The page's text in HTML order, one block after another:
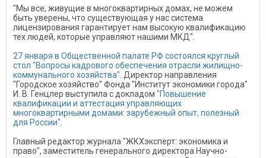
"Мы все, живущие в многоквартирных домах, не можем
быть уверены, что существующая у нас система
лицензирования гарантирует нам высокую квалификацию
тех людей, которые управляют нашими МКД".
27 января в Общественной палате РФ состоялся круглый
стол "Вопросы кадрового обеспечения отрасли жилищно-
коммунального хозяйства" . Директор направления
"Городское хозяйство" Фонда "Институт экономики города"
И. В. Генцлер выступила с докладом "Повышение
квалификации и аттестация управляющих
многоквартирными домами: зарубежный опыт, полезный
для России"
Главный редактор журнала "ЖКХэксперт: экономика и
право", заместитель генерального директора Научно-